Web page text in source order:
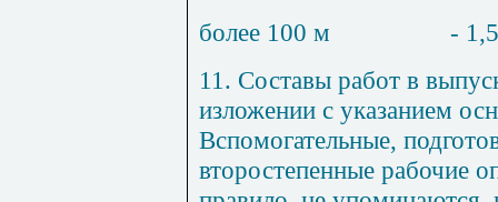
более 100 м - 1 ,5
11 . Составы работ в вып
изложении с указанием
Вспомогательные,
второстепенные рабочие о